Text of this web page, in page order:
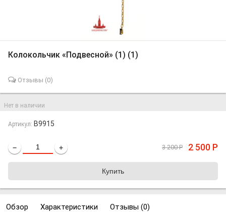
Колокольчик «Подвесной» (1) (1)
Отзывы (0)
Нет в наличии
Артикул: B9915
− + 3 200Р 2 500 Р
Обзор Характеристики Отзывы (0)